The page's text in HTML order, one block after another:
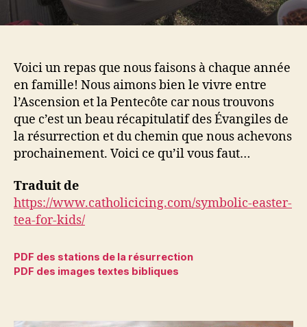
Voici un repas que nous faisons à chaque année
en famille! Nous aimons bien le vivre entre
l’Ascension et la Pentecôte car nous trouvons
que c’est un beau récapitulatif des Évangiles de
la résurrection et du chemin que nous achevons
prochainement. Voici ce qu’il vous faut…
Traduit de
https://www.catholicicing.com/symbolic-easter-
tea-for-kids/
PDF des stations de la résurrection
PDF des images textes bibliques